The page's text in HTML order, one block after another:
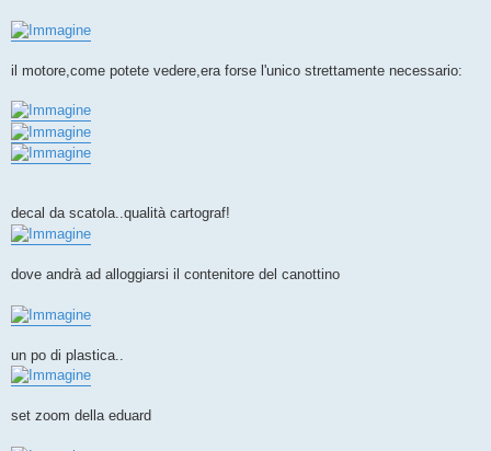
il motore,come potete vedere,era forse l'unico strettamente necessario:
decal da scatola..qualità cartograf!
dove andrà ad alloggiarsi il contenitore del canottino
un po di plastica..
set zoom della eduard